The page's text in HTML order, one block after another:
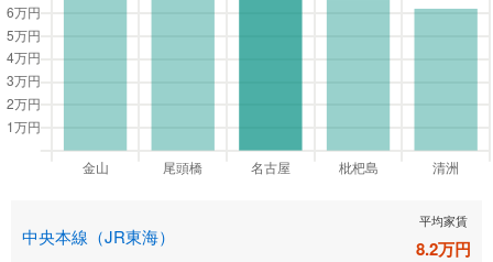
中央本線（JR東海）
平均家賃
8.2万円